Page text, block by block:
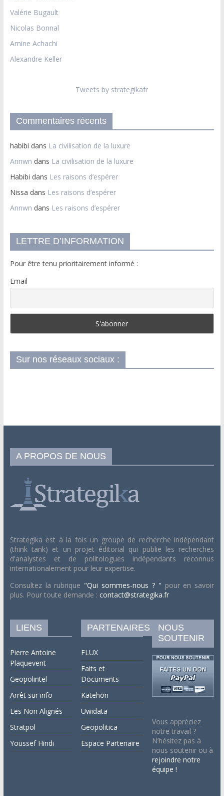
Valérie Bugault
Nicolas Bonnal
Amine Achachi
Alexandre Keller
Tweets by strategikafr
Commentaires récents
habibi dans La civilisation de la luxure
Annwn dans La civilisation de la luxure
Habibi dans Les raisons d’espérer
Nissa dans Les raisons d’espérer
Annwn dans Les raisons d’espérer
LETTRE D’INFORMATION
Pour être tenu prioritairement informé :
Email
Sur nos réseaux sociaux :
A PROPOS DE NOUS
Strategika est à la fois un groupe de recherche indépendant
(think tank) et un projet éditorial qui publie les recherches
d'analystes et de politologues indépendants reconnus
internationalement pour leur expertise.
Consultez la rubrique "Qui sommes-nous ? " pour en savoir
plus. Pour toute demande : contact@strategika.fr
LIENS
Pierre Antoine
Plaquevent
Geopolintel
Arrêt sur info
Les Non Alignés
Stratpol
Youssef Hindi
PARTENAIRES
FLUX
Faits et
Documents
Katehon
Uwidata
Geopolitica
Espace Partenaire
NOUS
SOUTENIR
Vous appréciez
notre travail ?
N’hésitez pas à
nous soutenir ou à
rejoindre notre
équipe !